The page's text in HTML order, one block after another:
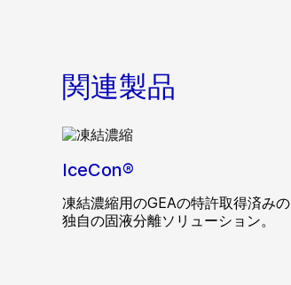
関連製品
IceCon®
凍結濃縮用のGEAの特許取得済みの
独自の固液分離ソリューション。